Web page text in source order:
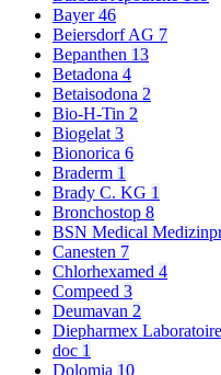
Bayer46
Beiersdorf AG 7
Bepanthen 13
Betadona 4
Betaisodona 2
Bio-H-Tin 2
Biogelat3
Bionorica 6
Braderm 1
Brady C. KG 1
Bronchostop 8
BSN Medical
Canesten 7
Chlorhexamed 4
Compeed 3
Deumavan 2
Diepharmex
doc 1
Dolomia 10